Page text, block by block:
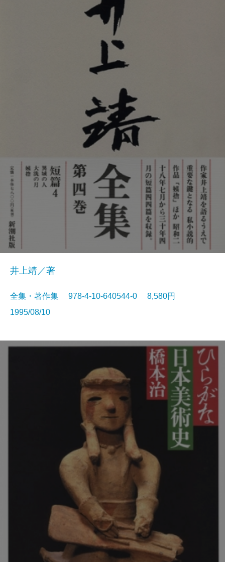
井上靖／著
全集・著作集 978-4-10-640544-0 8,580円
1995/08/10